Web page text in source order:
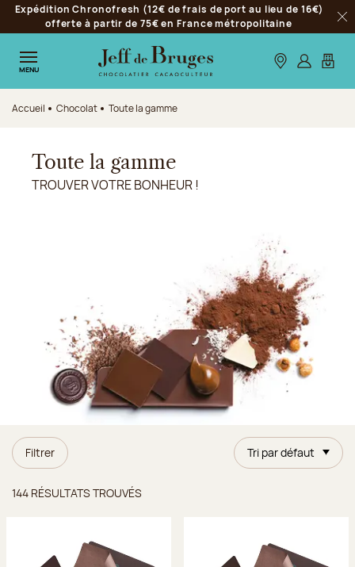
Aller à la navigation
Aller au contenu principal
Aller au pied de page
Expédition Chronofresh (12€ de frais de port au lieu de 16€)
offerte à partir de 75€ en France métropolitaine
MENU Nos boutiques
S’identifier
Mon
Accueil Chocolat Toute la gamme
Toute la gamme
TROUVER VOTRE BONHEUR !
Filtrer Tri par défaut
144 RÉSULTATS TROUVÉS